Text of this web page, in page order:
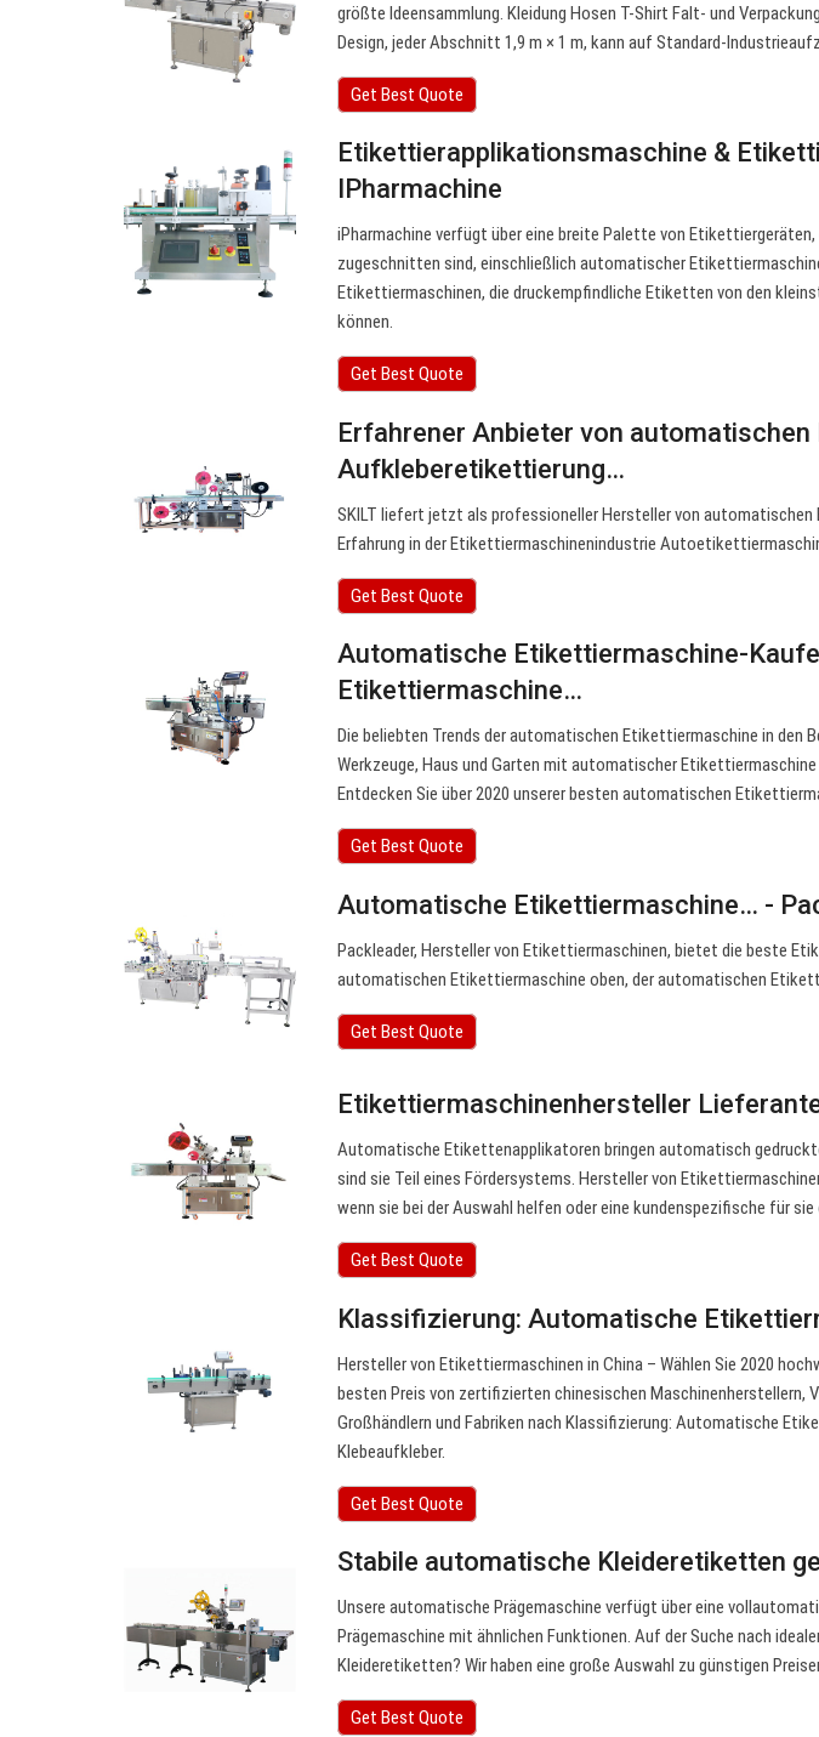
größte Ideensammlung. Kleidung Hosen T-Shirt Falt- und
Design, jeder Abschnitt 1,9 m × 1 m, kann auf Standard-
Get Best Quote
Etikettierapplikationsmaschine &
IPharmachine
iPharmachine verfügt über eine breite Palette von Etikettiergeräten,
zugeschnitten sind, einschließlich automatischer
Etikettiermaschinen, die druckempfindliche Etiketten von den
können.
Get Best Quote
Erfahrener Anbieter von
Aufkleberetikettierung…
SKILT liefert jetzt als professioneller Hersteller von automatischen
Erfahrung in der Etikettiermaschinenindustrie
Get Best Quote
Automatische Etikettiermaschine-
Etikettiermaschine…
Die beliebten Trends der automatischen Etikettiermaschine in den
Werkzeuge, Haus und Garten mit automatischer
Entdecken Sie über 2020 unserer besten automatischen
Get Best Quote
Automatische Etikettiermaschine… -
Packleader, Hersteller von Etikettiermaschinen, bietet die beste
automatischen Etikettiermaschine oben, der automatischen
Get Best Quote
Etikettiermaschinenhersteller
Automatische Etikettenapplikatoren bringen automatisch
sind sie Teil eines Fördersystems. Hersteller von
wenn sie bei der Auswahl helfen oder eine kundenspezifische für
Get Best Quote
Klassifizierung: Automatische
Hersteller von Etikettiermaschinen in China – Wählen Sie 2020
besten Preis von zertifizierten chinesischen Maschinenherstellern,
Großhändlern und Fabriken nach Klassifizierung: Automatische
Klebeaufkleber.
Get Best Quote
Stabile automatische Kleideretiketten
Unsere automatische Prägemaschine verfügt über eine
Prägemaschine mit ähnlichen Funktionen. Auf der Suche nach
Kleideretiketten? Wir haben eine große Auswahl zu günstigen
Get Best Quote